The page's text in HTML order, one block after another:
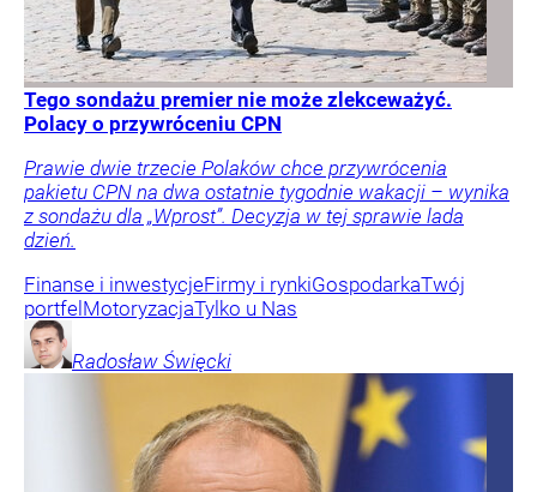
Tego sondażu premier nie może zlekceważyć.
Polacy o przywróceniu CPN
Prawie dwie trzecie Polaków chce przywrócenia
pakietu CPN na dwa ostatnie tygodnie wakacji – wynika
z sondażu dla „Wprost”. Decyzja w tej sprawie lada
dzień.
Finanse i inwestycjeFirmy i rynkiGospodarkaTwój
portfel MotoryzacjaTylko u Nas
Radosław Święcki